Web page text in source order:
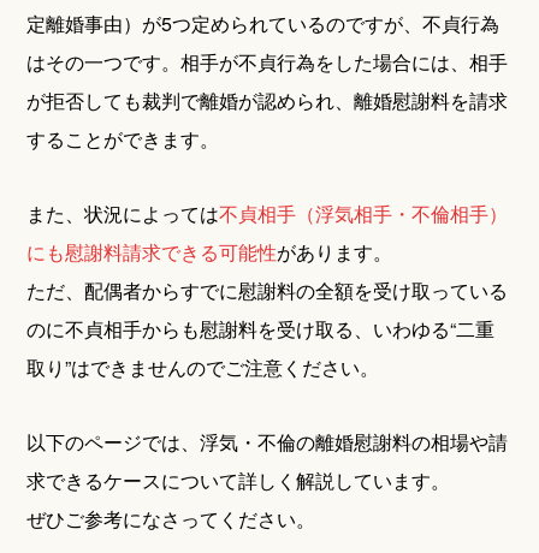
定離婚事由）が5つ定められているのですが、不貞行為
はその一つです。相手が不貞行為をした場合には、相手
が拒否しても裁判で離婚が認められ、離婚慰謝料を請求
することができます。
また、状況によっては不貞相手（浮気相手・不倫相手）
にも慰謝料請求できる可能性があります。
ただ、配偶者からすでに慰謝料の全額を受け取っている
のに不貞相手からも慰謝料を受け取る、いわゆる“二重
取り”はできませんのでご注意ください。
以下のページでは、浮気・不倫の離婚慰謝料の相場や請
求できるケースについて詳しく解説しています。
ぜひご参考になさってください。